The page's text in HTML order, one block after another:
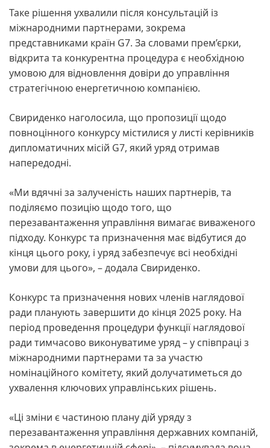
Таке рішення ухвалили після консультацій із
міжнародними партнерами, зокрема
представниками країн G7. За словами прем’єрки,
відкрита та конкурентна процедура є необхідною
умовою для відновлення довіри до управління
стратегічною енергетичною компанією.
Свириденко наголосила, що пропозиції щодо
повноцінного конкурсу містилися у листі керівників
дипломатичних місій G7, який уряд отримав
напередодні.
«Ми вдячні за залученість наших партнерів, та
поділяємо позицію щодо того, що
перезавантаження управління вимагає виваженого
підходу. Конкурс та призначення має відбутися до
кінця цього року, і уряд забезпечує всі необхідні
умови для цього», – додала Свириденко.
Конкурс та призначення нових членів наглядової
ради планують завершити до кінця 2025 року. На
період проведення процедури функції наглядової
ради тимчасово виконуватиме уряд – у співпраці з
міжнародними партнерами та за участю
номінаційного комітету, який долучатиметься до
ухвалення ключових управлінських рішень.
«Ці зміни є частиною плану дій уряду з
перезавантаження управління державних компаній,